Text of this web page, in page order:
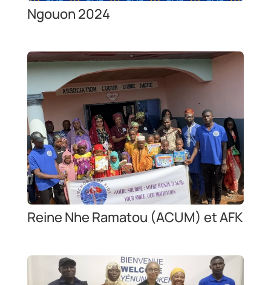
Ngouon 2024
Reine Nhe Ramatou (ACUM) et AFK